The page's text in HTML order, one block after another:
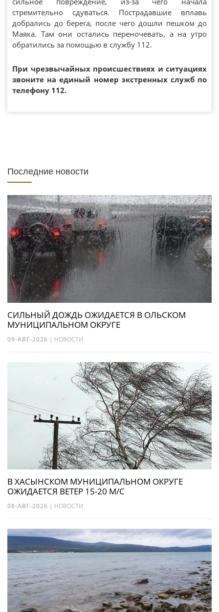
стремительно сдуваться. Пострадавшие вплавь
добрались до берега, после чего дошли пешком до
Маяка. Там они остались переночевать, а на утро
обратились за помощью в службу 112.
При чрезвычайных происшествиях и ситуациях
звоните на единый номер экстренных служб по
телефону 112.
Последние новости
СИЛЬНЫЙ ДОЖДЬ ОЖИДАЕТСЯ В ОЛЬСКОМ
МУНИЦИПАЛЬНОМ ОКРУГЕ
09-АВГ-2026 | НОВОСТИ
В ХАСЫНСКОМ МУНИЦИПАЛЬНОМ ОКРУГЕ
ОЖИДАЕТСЯ ВЕТЕР 15-20 М/С
08-АВГ-2026 | НОВОСТИ